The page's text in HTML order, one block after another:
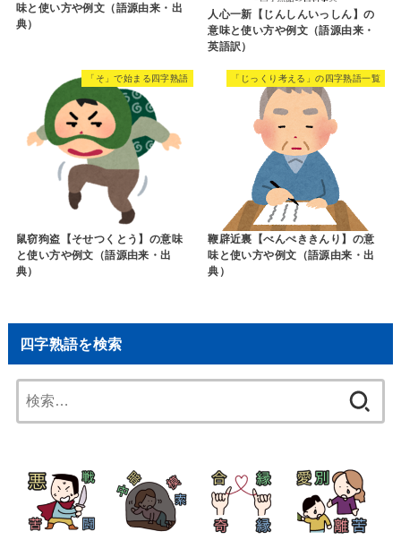
味と使い方や例文（語源由来・出
典）
人心一新【じんしんいっしん】の
意味と使い方や例文（語源由来・
英語訳）
「そ」で始まる四字熟語
鼠窃狗盗【そせつくとう】の意味
と使い方や例文（語源由来・出
典）
「じっくり考える」の四字熟語一覧
鞭辟近裏【べんぺききんり】の意
味と使い方や例文（語源由来・出
典）
四字熟語を検索
索: